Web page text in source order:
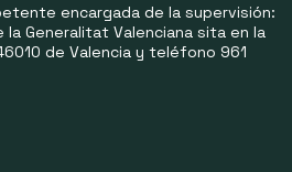
encargada de la supervisión:
Generalitat Valenciana sita en la
de Valencia y teléfono 961